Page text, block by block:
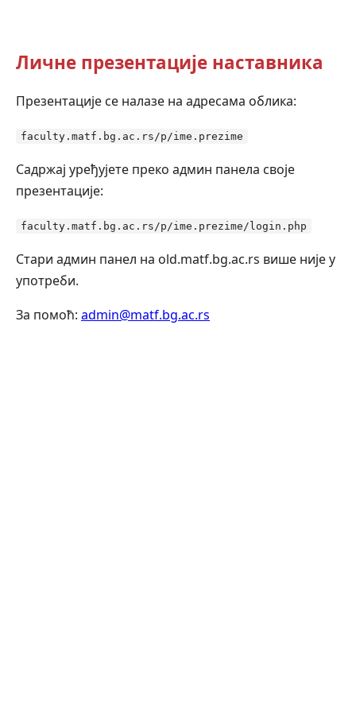
Личне презентације наставника
Презентације се налазе на адресама облика:
faculty.matf.bg.ac.rs/p/ime.prezime
Садржај уређујете преко админ панела своје
презентације:
faculty.matf.bg.ac.rs/p/ime.prezime/login.php
Стари админ панел на old.matf.bg.ac.rs више није у
употреби.
За помоћ: admin@matf.bg.ac.rs